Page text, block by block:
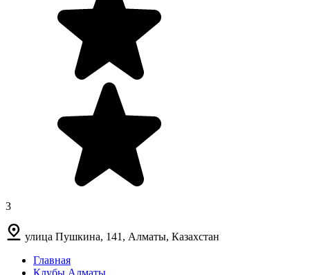
3
улица Пушкина, 141, Алматы, Казахстан
Главная
Клубы Алматы